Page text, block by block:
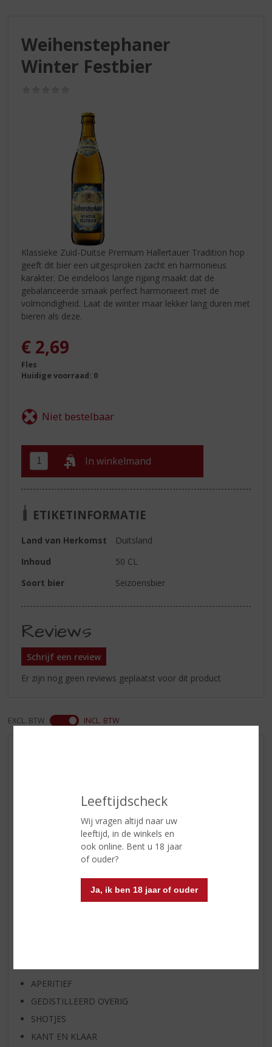
Leeftijdscheck
Wij vragen altijd naar uw
leeftijd, in de winkels en
ook online. Bent u 18 jaar
of ouder?
Ja, ik ben 18 jaar of ouder
Weihenstephaner
Winter Festbier
Klassieke Zuid-Duitse Premium Hallertauer Tradition hop
geeft dit bier een uitgesproken zacht en harmonieus
karakter. De eindeloos lange rijping maakt dat de
gebalanceerde smaak perfect harmonieert met de
volmondigheid. Laat de winter maar lekker lang duren met
bieren als deze.
€ 2,69
Fles
Huidige voorraad: 0
In winkelmand
ETIKETINFORMATIE
Land van Herkomst
Duitsland
Inhoud
50 CL
Soort bier
Seizoensbier
Reviews
Schrijf een review
Er zijn nog geen reviews geplaatst voor dit product
EXCL. BTW INCL. BTW
NIEUW OVERIG
WIJN VAN DE MAAND
WHISKY VAN DE MAAND
RUM VAN DE MAAND
BIER VAN DE MAAND
SPIRIT VAN DE MAAND
APERITIEF
GEDISTILLEERD OVERIG
SHOTJES
KANT EN KLAAR